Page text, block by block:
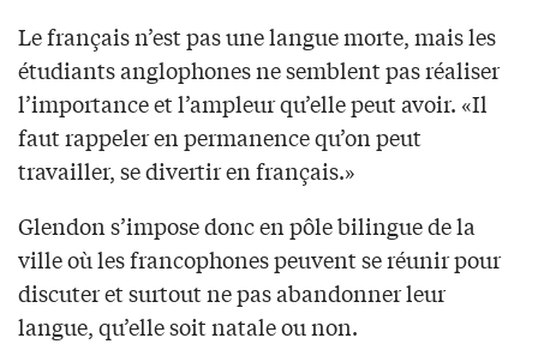
Le français n’est pas une langue morte, mais les
étudiants anglophones ne semblent pas réaliser
l’importance et l’ampleur qu’elle peut avoir. «Il
faut rappeler en permanence qu’on peut
travailler, se divertir en français.»
Glendon s’impose donc en pôle bilingue de la
ville où les francophones peuvent se réunir pour
discuter et surtout ne pas abandonner leur
langue, qu’elle soit natale ou non.